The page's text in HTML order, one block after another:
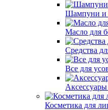
Шампуни и
Масло для
Средства
Все для
Косметика для